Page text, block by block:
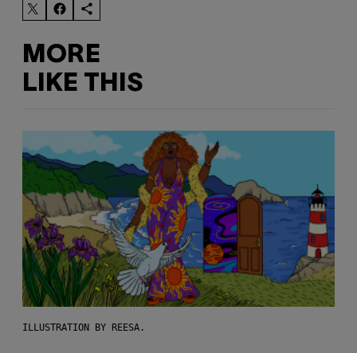
MORE
LIKE THIS
ILLUSTRATION BY REESA.